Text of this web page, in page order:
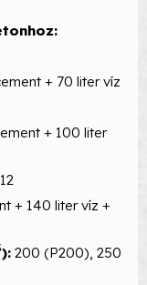
+ 70 liter víz
+ 100 liter
+ 140 liter víz +
): 200 (P200), 250